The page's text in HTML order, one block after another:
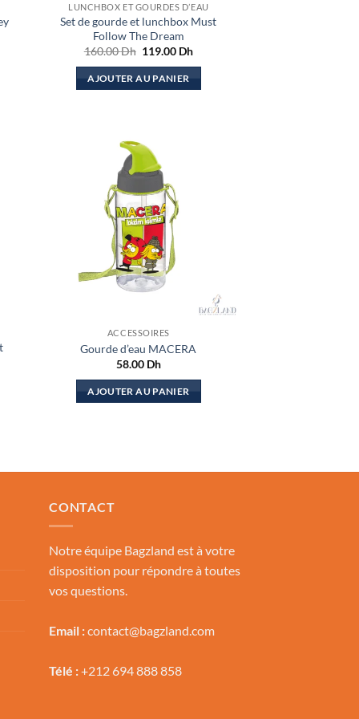
LUNCHBOX ET GOURDES D’EAU
Set de gourde et lunchbox Must
Follow The Dream
160.00Dh Le
initial
était :
119.00 DhLe
AJOUTER AU PANIER
ACCESSOIRES
Gourde d’eau MACERA
58.00 Dh
AJOUTER AU PANIER
CONTACT
Notre équipe Bagzland est à votre
disposition pour répondre à toutes
vos questions.
Email :contact@bagzland.com
Télé :+212 694 888 858